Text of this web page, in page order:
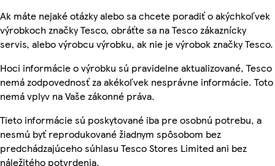
Ak máte nejaké otázky alebo sa chcete poradiť o akýchkoľvek
výrobkoch značky Tesco, obráťte sa na Tesco zákaznícky
servis, alebo výrobcu výrobku, ak nie je výrobok značky Tesco.
Hoci informácie o výrobku sú pravidelne aktualizované, Tesco
nemá zodpovednosť za akékoľvek nesprávne informácie. Toto
nemá vplyv na Vaše zákonné práva.
Tieto informácie sú poskytované iba pre osobnú potrebu, a
nesmú byť reprodukované žiadnym spôsobom bez
predchádzajúceho súhlasu Tesco Stores Limited ani bez
náležitého potvrdenia.